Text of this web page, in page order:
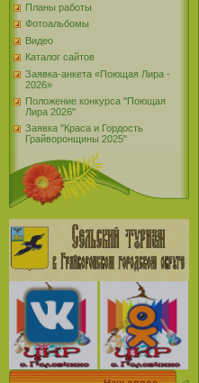
Планы работы
Фотоальбомы
Видео
Каталог сайтов
Заявка-анкета «Поющая Лира -
2026»
Положение конкурса "Поющая
Лира 2026"
Заявка "Краса и Гордость
Грайворонщины 2025"